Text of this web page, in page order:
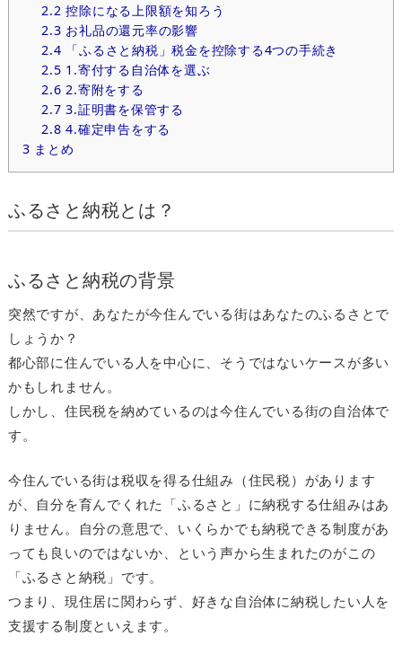
2.2 控除になる上限額を知ろう
2.3 お礼品の還元率の影響
2.4 「ふるさと納税」税金を控除する4つの手続き
2.5 1.寄付する自治体を選ぶ
2.6 2.寄附をする
2.7 3.証明書を保管する
2.8 4.確定申告をする
3 まとめ
ふるさと納税とは？
ふるさと納税の背景
突然ですが、あなたが今住んでいる街はあなたのふるさとで
しょうか？
都心部に住んでいる人を中心に、そうではないケースが多い
かもしれません。
しかし、住民税を納めているのは今住んでいる街の自治体で
す。
今住んでいる街は税収を得る仕組み（住民税）があります
が、自分を育んでくれた「ふるさと」に納税する仕組みはあ
りません。自分の意思で、いくらかでも納税できる制度があ
っても良いのではないか、という声から生まれたのがこの
「ふるさと納税」です。
つまり、現住居に関わらず、好きな自治体に納税したい人を
支援する制度といえます。